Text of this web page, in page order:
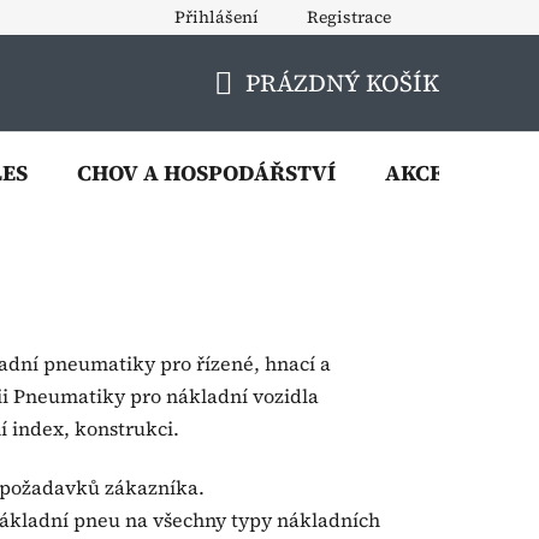
Přihlášení Registrace
KOŠÍK
PRÁZDNÝ KOŠÍK
CHOV A HOSPODÁŘSTVÍ AKCE
pneumatiky pro řízené, hnací a
Pneumatiky pro nákladní vozidla
index, konstrukci.
zákazníka.
pneu na všechny typy nákladních